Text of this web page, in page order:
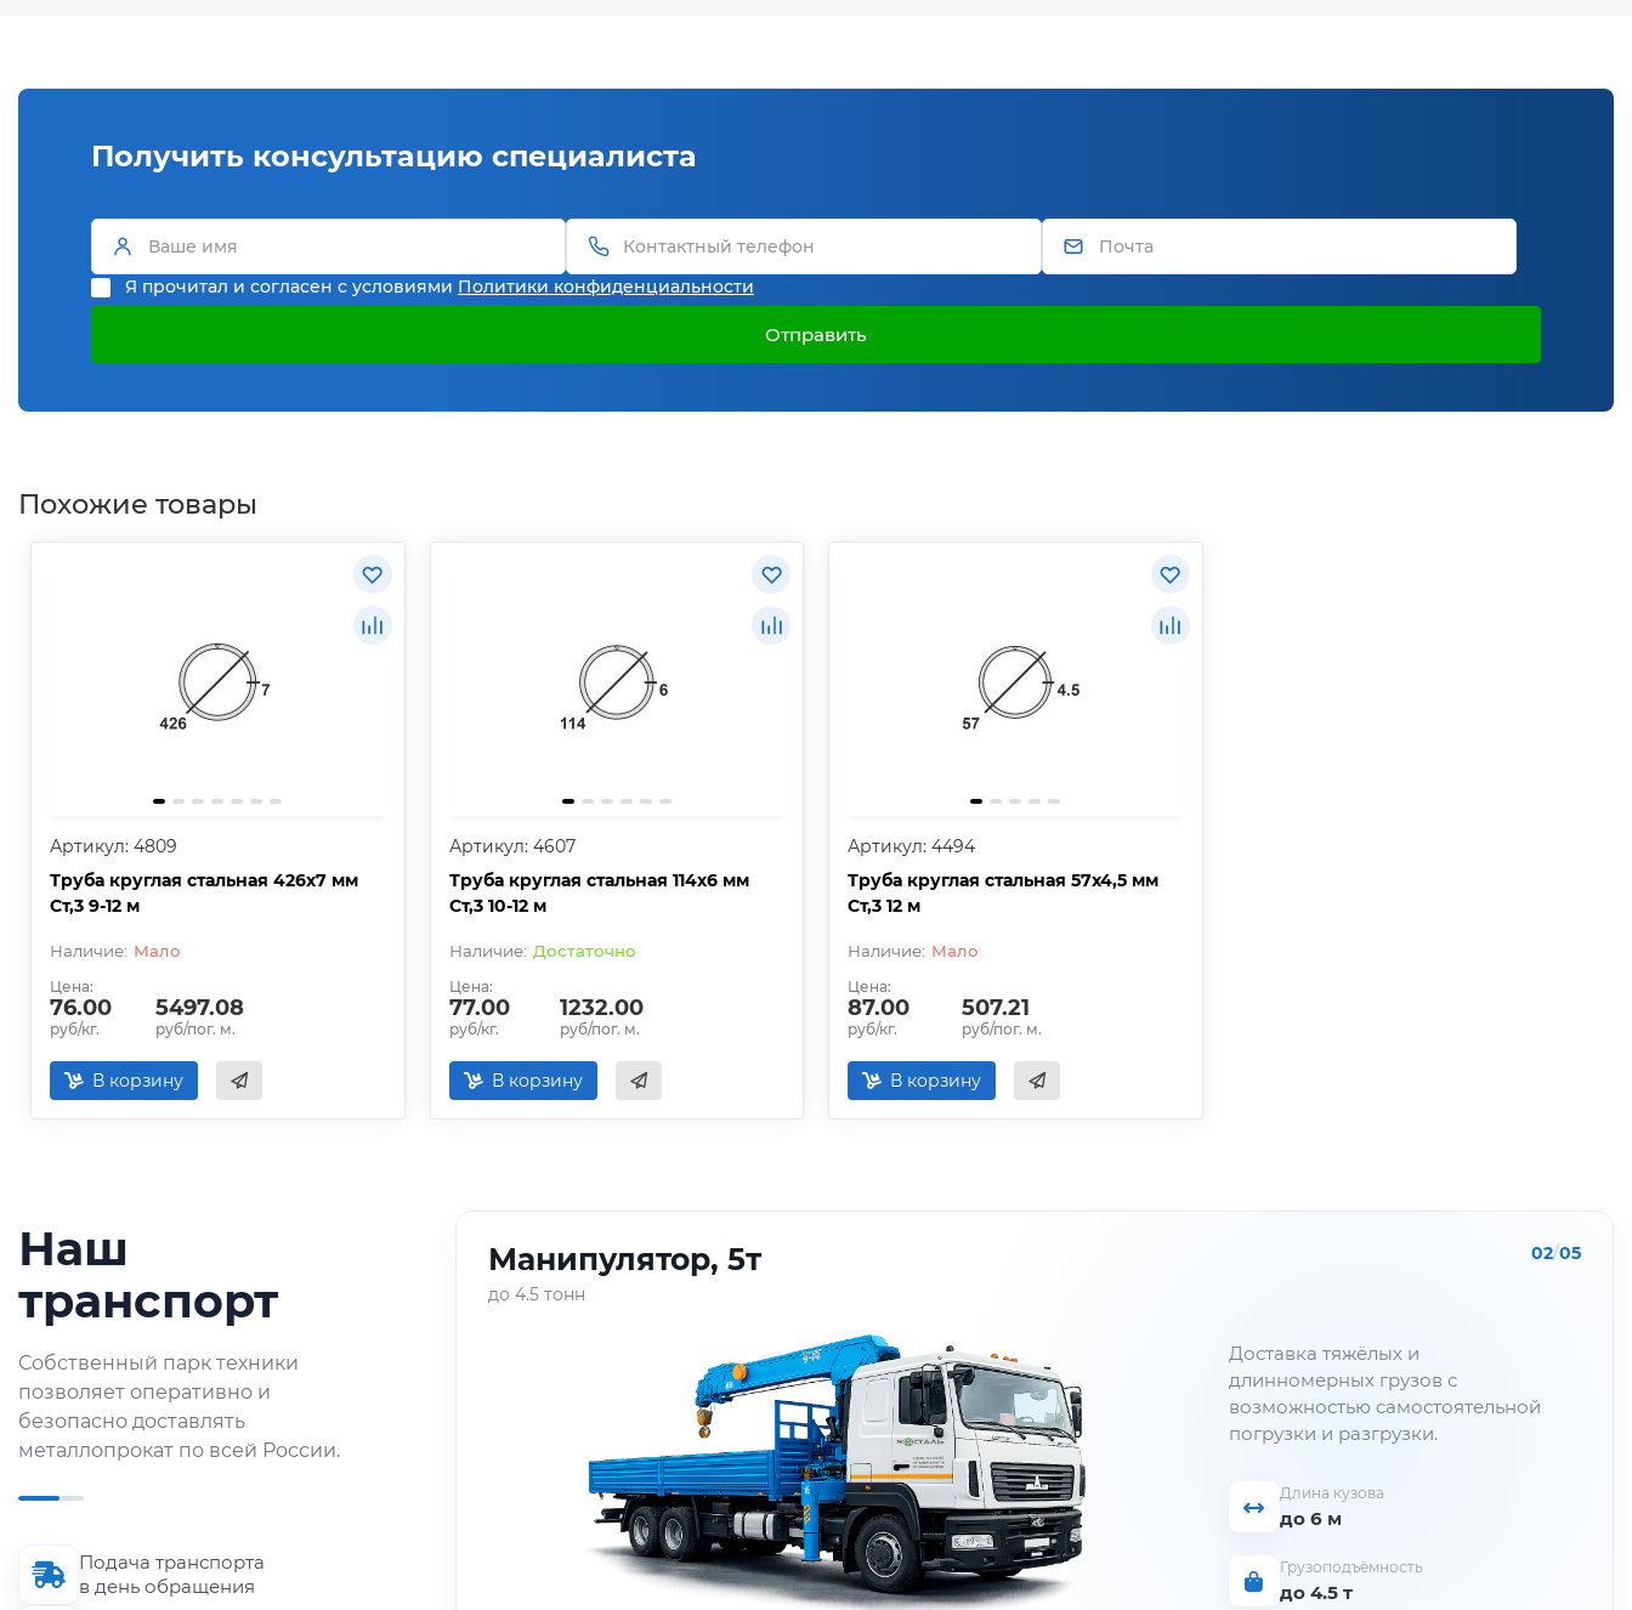
Получить консультацию специалиста
Я прочитал и согласен с условиями Политики конфиденциальности
Отправить
Похожие товары
Артикул: 4809
Труба круглая стальная 426х7 мм
Ст,3 9-12 м
Мало
Цена:
76.00
руб/кг.
5497.08
руб/пог. м.
В корзину
Артикул: 4607
Труба круглая стальная 114х6 мм
Ст,3 10-12 м
Достаточно
Цена:
77.00
руб/кг.
1232.00
руб/пог. м.
В корзину
Артикул: 4494
Труба круглая стальная 57х4,5 мм
Ст,3 12 м
Мало
Цена:
87.00
руб/кг.
507.21
руб/пог. м.
В корзину
Наш
транспорт
Собственный парк техники
позволяет оперативно и
безопасно доставлять
металлопрокат по всей России.
Подача транспорта
в день обращения
Оперативная доставка
небольших партий
металлопроката по городу и
области.
Грузоподъёмность
до 1.5 т
Манипулятор, 5т
до 4.5 тонн
02/05
Доставка тяжёлых и
длинномерных грузов с
возможностью самостоятельной
погрузки и разгрузки.
Длина кузова
до 6 м
Грузоподъёмность
до 4.5 т